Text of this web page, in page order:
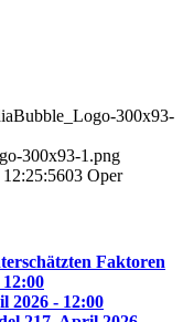
300x93-
300x93-1.png
03 Oper
Faktoren
2026 - 12:00